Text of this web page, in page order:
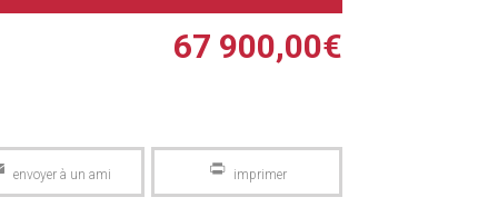
67 900,00€
Email PrintFriendly